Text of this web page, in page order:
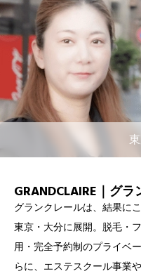
GRANDCLAIRE｜グ
グランクレールは、結果に
東京・大分に展開。脱毛・
用・完全予約制のプライベ
らに、エステスクール事業